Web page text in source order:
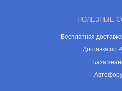
ПОЛЕЗНЫЕ
Бесплатная
Доставка по
База